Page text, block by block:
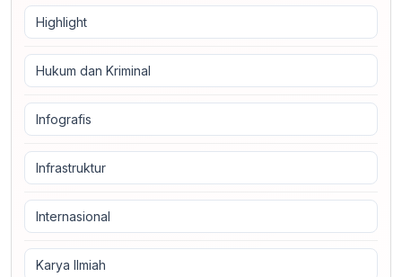
Highlight
Hukum dan Kriminal
Infografis
Infrastruktur
Internasional
Karya Ilmiah